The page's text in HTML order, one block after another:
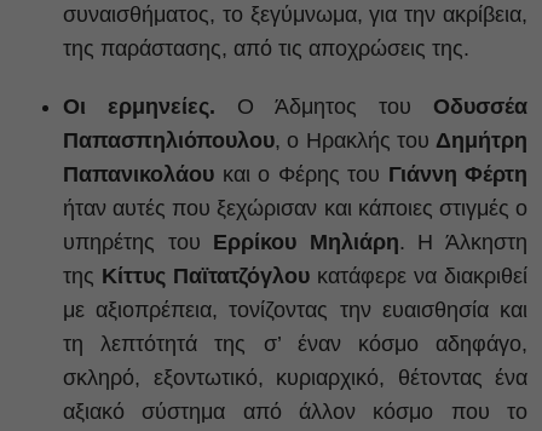
συναισθήματος, το ξεγύμνωμα, για την ακρίβεια,
της παράστασης, από τις αποχρώσεις της.
Οι ερμηνείες. Ο Άδμητος του Οδυσσέα
Παπασπηλιόπουλου, ο Ηρακλής του Δημήτρη
Παπανικολάου και ο Φέρης του Γιάννη Φέρτη
ήταν αυτές που ξεχώρισαν και κάποιες στιγμές ο
υπηρέτης του Ερρίκου Μηλιάρη. Η Άλκηστη
της Κίττυς Παϊτατζόγλου κατάφερε να διακριθεί
με αξιοπρέπεια, τονίζοντας την ευαισθησία και
τη λεπτότητά της σ’ έναν κόσμο αδηφάγο,
σκληρό, εξοντωτικό, κυριαρχικό, θέτοντας ένα
αξιακό σύστημα από άλλον κόσμο που το